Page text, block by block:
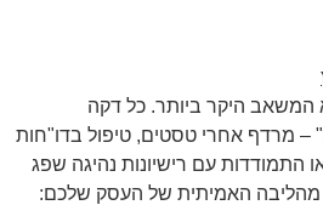
המשאב היקר ביותר. כל דקה
– מרדף אחרי טסטים, טיפול בדו"חות
התמודדות עם רישיונות נהיגה שפג
מהליבה האמיתית של העסק שלכם: